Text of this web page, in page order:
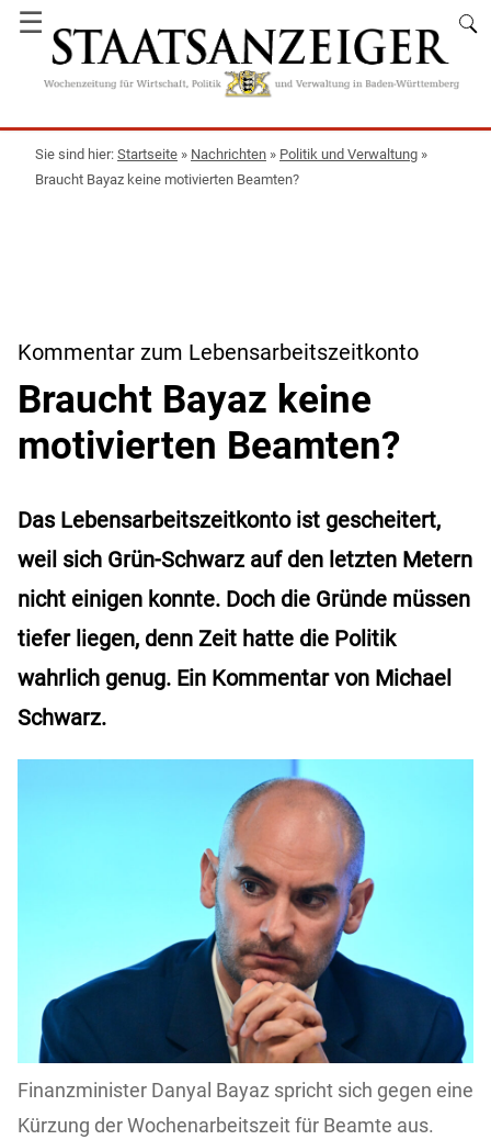
☰
Startseite » Nachrichten » Politik und Verwaltung »
Braucht Bayaz keine motivierten Beamten?
Kommentar zum Lebensarbeitszeitkonto
Braucht Bayaz keine
motivierten Beamten?
Das Lebensarbeitszeitkonto ist gescheitert,
weil sich Grün-Schwarz auf den letzten Metern
nicht einigen konnte. Doch die Gründe müssen
tiefer liegen, denn Zeit hatte die Politik
wahrlich genug. Ein Kommentar von Michael
Schwarz.
Finanzminister Danyal Bayaz spricht sich gegen eine
Kürzung der Wochenarbeitszeit für Beamte aus.